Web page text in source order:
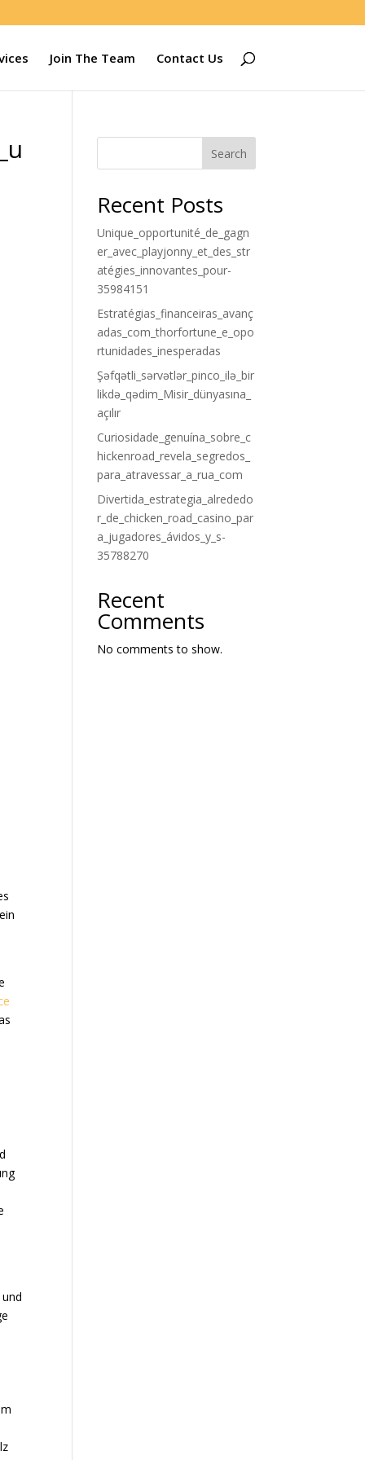
Join The Team Contact Us
Search
Recent Posts
Unique_opportunité_de_gagn
er_avec_playjonny_et_des_str
atégies_innovantes_pour-
35984151
Estratégias_financeiras_avanç
adas_com_thorfortune_e_opo
rtunidades_inesperadas
Şəfqətli_sərvətlər_pinco_ilə_bir
likdə_qədim_Misir_dünyasına_
açılır
Curiosidade_genuína_sobre_c
hickenroad_revela_segredos_
para_atravessar_a_rua_com
Divertida_estrategia_alrededo
r_de_chicken_road_casino_par
a_jugadores_ávidos_y_s-
35788270
Recent
Comments
No comments to show.